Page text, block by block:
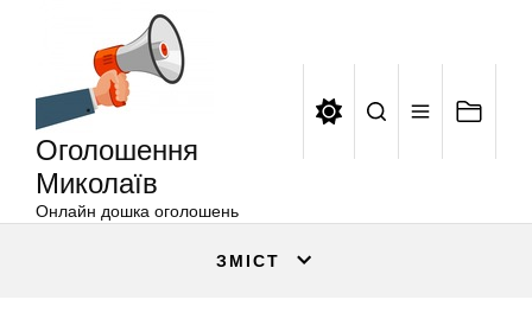
Оголошення
Миколаїв
Онлайн дошка оголошень
ЗМІСТ